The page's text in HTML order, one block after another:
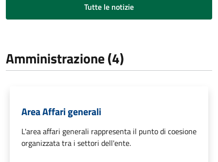
Tutte le notizie
Amministrazione (4)
Area Affari generali
L'area affari generali rappresenta il punto di coesione
organizzata tra i settori dell'ente.